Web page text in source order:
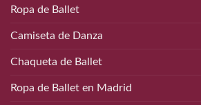
Ropa de Ballet
Camiseta de Danza
Chaqueta de Ballet
Ropa de Ballet en Madrid